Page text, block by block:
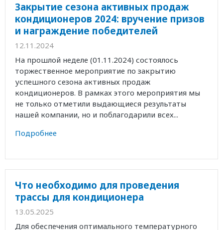
Закрытие сезона активных продаж
кондиционеров 2024: вручение призов
и награждение победителей
12.11.2024
На прошлой неделе (01.11.2024) состоялось
торжественное мероприятие по закрытию
успешного сезона активных продаж
кондиционеров. В рамках этого мероприятия мы
не только отметили выдающиеся результаты
нашей компании, но и поблагодарили всех...
Подробнее
Что необходимо для проведения
трассы для кондиционера
13.05.2025
Для обеспечения оптимального температурного